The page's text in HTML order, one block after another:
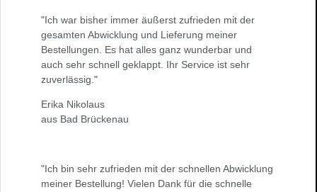
"Ich war bisher immer äußerst zufrieden mit der
gesamten Abwicklung und Lieferung meiner
Bestellungen. Es hat alles ganz wunderbar und
auch sehr schnell geklappt. Ihr Service ist sehr
zuverlässig."
Erika Nikolaus
aus Bad Brückenau
"Ich bin sehr zufrieden mit der schnellen Abwicklung
meiner Bestellung! Vielen Dank für die schnelle